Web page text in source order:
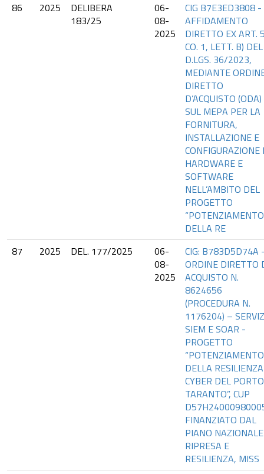
86
2025
DELIBERA
183/25
06-
08-
2025
CIG B7E3ED3808 -
AFFIDAMENTO
DIRETTO EX ART.
CO. 1, LETT. B) DEL
D.LGS. 36/2023,
MEDIANTE
DIRETTO
D’ACQUISTO (ODA)
SUL MEPA PER LA
FORNITURA,
INSTALLAZIONE E
CONFIGURAZIONE
HARDWARE E
SOFTWARE
NELL’AMBITO DEL
PROGETTO
“POTENZIAMENTO
DELLA RE
87
2025 DEL. 177/2025
06-
08-
2025
CIG: B783D5D74A
ORDINE DIRETTO
ACQUISTO N.
8624656
(PROCEDURA N.
1176204) –
SIEM E SOAR -
PROGETTO
“POTENZIAMENTO
DELLA RESILIENZA
CYBER DEL
TARANTO”, CUP
FINANZIATO DAL
PIANO
RIPRESA E
RESILIENZA, MISS